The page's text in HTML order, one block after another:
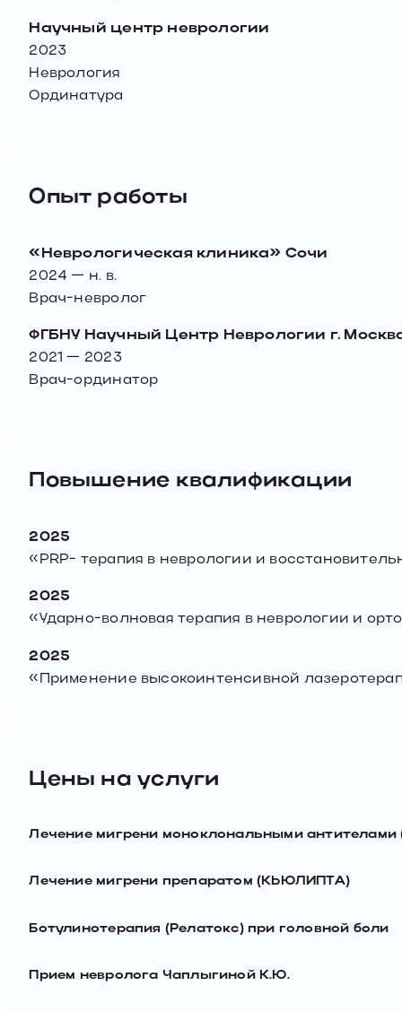
Научный центр неврологии
2023
Неврология
Ординатура
Опыт работы
«Неврологическая клиника» Сочи
2024 — н. в.
Врач-невролог
ФГБНУ Научный Центр Неврологии г.
2021 — 2023
Врач-ординатор
Повышение квалификации
2025
«PRP- терапия в неврологии и
2025
«Ударно-волновая терапия в неврологии и
2025
«Применение высокоинтенсивной
Цены на услуги
Лечение мигрени моноклональными
Лечение мигрени препаратом (КЬЮЛИПТА)
Ботулинотерапия (Релатокс) при головной боли
Прием невролога Чаплыгиной К.Ю.